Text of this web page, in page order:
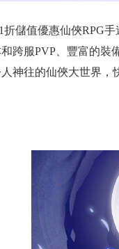
折儲值優惠仙俠RPG
跨服PVP、豐富的裝
神往的仙俠大世界，